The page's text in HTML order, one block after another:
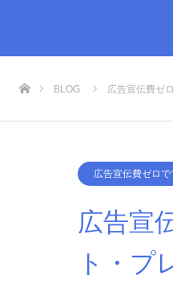
BLOG 広告宣伝費ゼ
広告宣伝費ゼロ
広告宣
ト・プ